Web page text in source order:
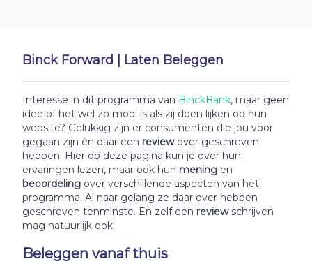
Binck Forward | Laten Beleggen
Interesse in dit programma van BinckBank, maar geen
idee of het wel zo mooi is als zij doen lijken op hun
website? Gelukkig zijn er consumenten die jou voor
gegaan zijn én daar een review over geschreven
hebben. Hier op deze pagina kun je over hun
ervaringen lezen, maar ook hun mening en
beoordeling over verschillende aspecten van het
programma. Al naar gelang ze daar over hebben
geschreven tenminste. En zelf een reviewschrijven
mag natuurlijk ook!
Beleggen vanaf thuis